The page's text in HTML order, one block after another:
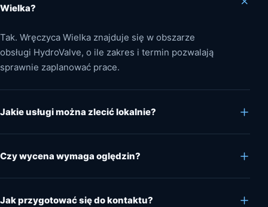
Wielka?
Tak. Wręczyca Wielka znajduje się w obszarze
obsługi HydroValve, o ile zakres i termin pozwalają
sprawnie zaplanować prace.
Jakie usługi można zlecić lokalnie?
Czy wycena wymaga oględzin?
Jak przygotować się do kontaktu?